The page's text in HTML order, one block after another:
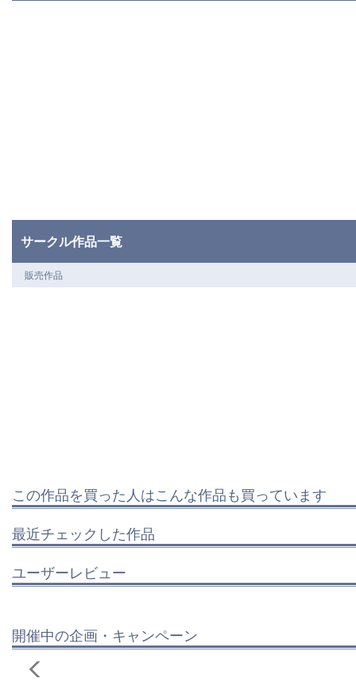
サークル作品一覧
販売作品
この作品を買った人はこんな作品も買っています
最近チェックした作品
ユーザーレビュー
開催中の企画・キャンペーン